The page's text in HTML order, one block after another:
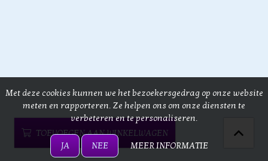
TOEVOEGEN AAN WINKELWAGEN
Met deze cookies kunnen we het bezoekersgedrag op onze website
meten en rapporteren. Ze helpen ons om onze diensten te
verbeteren en te personaliseren.
JA NEE MEER INFORMATIE